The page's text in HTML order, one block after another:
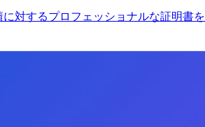
対するプロフェッショナルな証明書を